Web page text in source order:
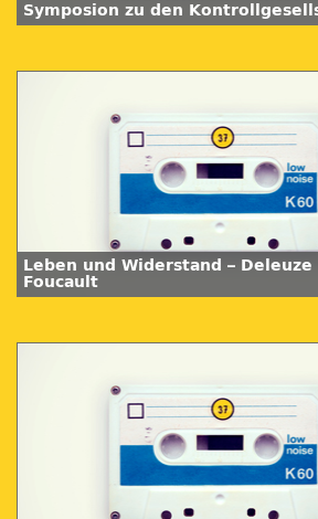
Symposion zu den
Leben und Widerstand – Deleuze
Foucault